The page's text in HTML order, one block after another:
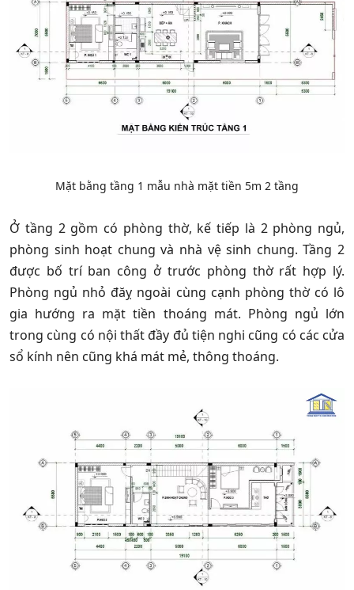
Mặt bằng tầng 1 mẫu nhà mặt tiền 5m 2 tầng
Ở tầng 2 gồm có phòng thờ, kế tiếp là 2 phòng ngủ,
phòng sinh hoạt chung và nhà vệ sinh chung. Tầng 2
được bố trí ban công ở trước phòng thờ rất hợp lý.
Phòng ngủ nhỏ đăỵ ngoài cùng cạnh phòng thờ có lô
gia hướng ra mặt tiền thoáng mát. Phòng ngủ lớn
trong cùng có nội thất đầy đủ tiện nghi cũng có các cửa
sổ kính nên cũng khá mát mẻ, thông thoáng.